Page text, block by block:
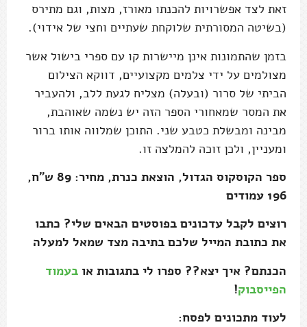
זאת לצד אפשרויות להכנתו מאורז, מצות, וגם מתירס
(בשיטה המסורתית שלוקחת שעתיים וחצי של אידוי).
בזמן שהתמונות אינן מיישרות קו עם ספרי בישול אשר
מצולמים על ידי צלמים מקצועיים, דווקא הצילום
הביתי של סרור (ובעלה) מצליח לגעת ללב, ולהעביר
את המסר שמאחורי הספר הזה יש נשמה שאוהבת,
מבינה ומבשלת כטבע שני. התוכן שמלווה אותו ברור
ומעניין, ולכן זוכה להמלצה זו.
ספר הקוסקוס הגדול, הוצאת כנרת, מחיר: 89 ש"ח,
196 עמודים
רוצים לקבל עדכונים בפוסטים הבאים שלי? כתבו
את כתובת המייל שלכם בתיבה מצד שמאל למעלה
הכנתם? איך יצא?? ספרו לי בתגובות או בעמוד
הפייסבוק!
לעוד מתכונים לפסח: